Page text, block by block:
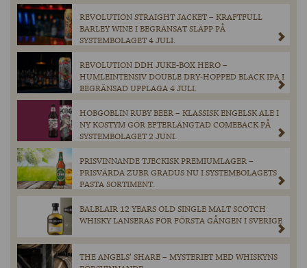
REVOLUTION STRAIGHT JACKET – KRAFTFULL
BARLEY WINE I BEGRÄNSAT SLÄPP PÅ
SYSTEMBOLAGET 4 JULI.
REVOLUTION DDH JUKE-BOX HERO –
HUMLEINTENSIV DOUBLE DRY-HOPPED BLACK IPA I
BEGRÄNSAD UPPLAGA 4 JULI.
HOBGOBLIN RUBY BEER – KLASSISK ENGELSK ALE I
NY KOSTYM GÖR EFTERLÄNGTAD COMEBACK PÅ
SYSTEMBOLAGET 2 JUNI.
PRISVINNANDE TJECKISK PREMIUMLAGER –
PRISVÄRDA ZUBR GRADUS NU I SYSTEMBOLAGETS
FASTA SORTIMENT.
BALBLAIR 12 YEARS OLD SINGLE MALT SCOTCH
WHISKY LANSERAS FÖR FÖRSTA GÅNGEN I SVERIGE
THE ANGELS’ SHARE – MYSTERIET MED WHISKYNS